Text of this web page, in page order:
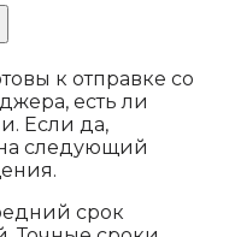
к отправке со
есть ли
Если да,
следующий
срок